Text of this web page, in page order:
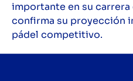
importante en su
confirma su proyección
pádel competitivo.